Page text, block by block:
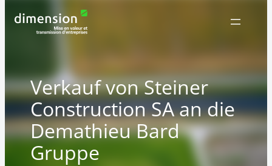
Inhalt
Verkauf von Steiner
Construction SA an die
Demathieu Bard
Gruppe